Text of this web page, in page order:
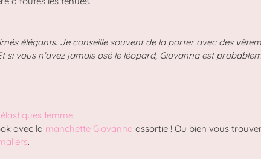
élégants. Je conseille souvent de la porter avec des
si vous n’avez jamais osé le léopard, Giovanna est
femme.
avec la manchette Giovanna assortie ! Ou bien vous
.